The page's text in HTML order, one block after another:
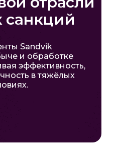
санкций
Sandvik
и обработке
эффективность,
в тяжёлых